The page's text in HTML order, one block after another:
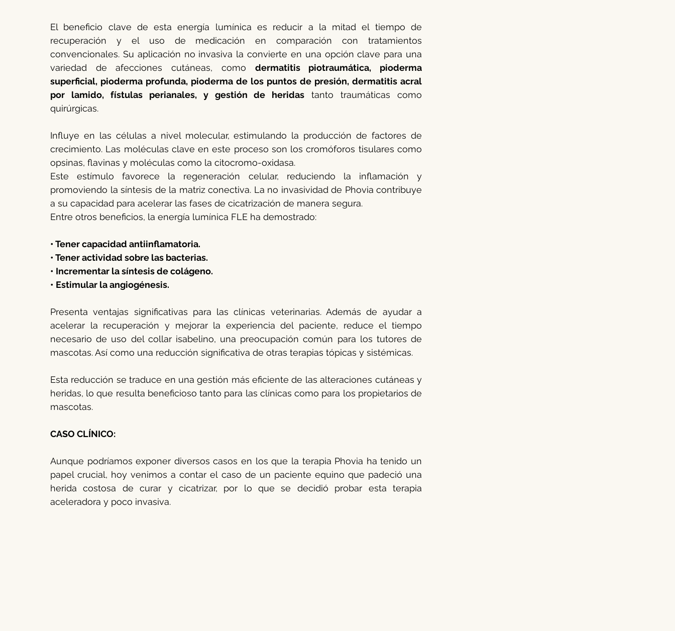
El beneficio clave de esta energía lumínica es reducir a la mitad el tiempo de
recuperación y el uso de medicación en comparación con tratamientos
convencionales. Su aplicación no invasiva la convierte en una opción clave para una
variedad de afecciones cutáneas, como dermatitis piotraumática, pioderma
superficial, pioderma profunda, pioderma de los puntos de presión, dermatitis acral
por lamido, fístulas perianales, y gestión de heridas tanto traumáticas como
quirúrgicas.
Influye en las células a nivel molecular, estimulando la producción de factores de
crecimiento. Las moléculas clave en este proceso son los cromóforos tisulares como
opsinas, flavinas y moléculas como la citocromo-oxidasa.
Este estímulo favorece la regeneración celular, reduciendo la inflamación y
promoviendo la síntesis de la matriz conectiva. La no invasividad de Phovia contribuye
a su capacidad para acelerar las fases de cicatrización de manera segura.
Entre otros beneficios, la energía lumínica FLE ha demostrado:
• Tener capacidad antiinflamatoria.
• Tener actividad sobre las bacterias.
• Incrementar la síntesis de colágeno.
• Estimular la angiogénesis.
Presenta ventajas significativas para las clínicas veterinarias. Además de ayudar a
acelerar la recuperación y mejorar la experiencia del paciente, reduce el tiempo
necesario de uso del collar isabelino, una preocupación común para los tutores de
mascotas. Así como una reducción significativa de otras terapias tópicas y sistémicas.
Esta reducción se traduce en una gestión más eficiente de las alteraciones cutáneas y
heridas, lo que resulta beneficioso tanto para las clínicas como para los propietarios de
mascotas.
CASO CLÍNICO:
Aunque podríamos exponer diversos casos en los que la terapia Phovia ha tenido un
papel crucial, hoy venimos a contar el caso de un paciente equino que padeció una
herida costosa de curar y cicatrizar, por lo que se decidió probar esta terapia
aceleradora y poco invasiva.